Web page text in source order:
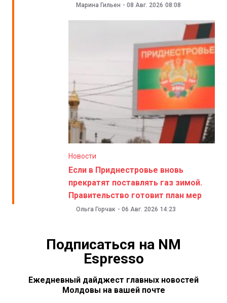
Марина Гильен - 08 Авг. 2026 08:08
Новости
Если в Приднестровье вновь
прекратят поставлять газ зимой.
Правительство готовит план мер
Ольга Горчак - 06 Авг. 2026 14:23
Подписаться на NM
Espresso
Ежедневный дайджест главных новостей
Молдовы на вашей почте